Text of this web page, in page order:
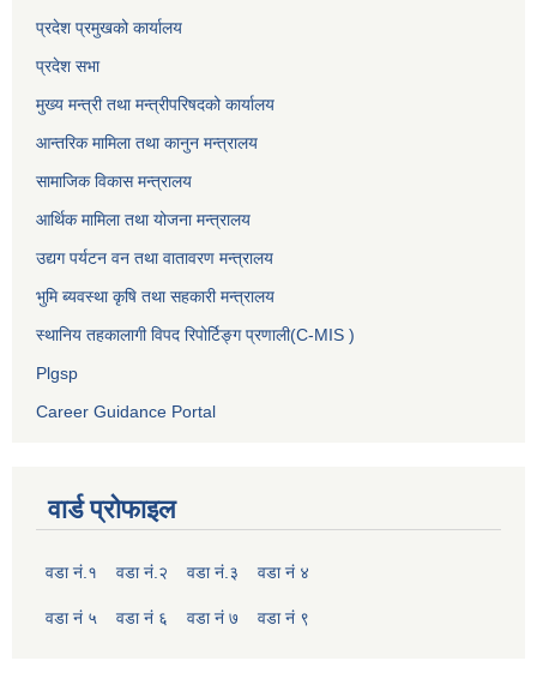
प्रदेश प्रमुखको कार्यालय
प्रदेश सभा
मुख्य मन्त्री तथा मन्त्रीपरिषदको कार्यालय
आन्तरिक मामिला तथा कानुन मन्त्रालय
सामाजिक विकास मन्त्रालय
आर्थिक मामिला तथा योजना मन्त्रालय
उद्यग पर्यटन वन तथा वातावरण मन्त्रालय
भुमि ब्यवस्था कृषि तथा सहकारी मन्त्रालय
स्थानिय तहकालागी विपद रिपोर्टिङ्ग प्रणाली(C-MIS )
Plgsp
Career Guidance Portal
वार्ड प्रोफाइल
वडा नं.१ वडा नं.२ वडा नं.३ वडा नं ४
वडा नं ५ वडा नं ६ वडा नं ७ वडा नं ९